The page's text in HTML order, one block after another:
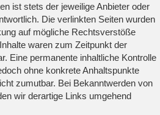
ist stets der jeweilige Anbieter oder
Die verlinkten Seiten wurden
auf mögliche Rechtsverstöße
waren zum Zeitpunkt der
Eine permanente inhaltliche Kontrolle
ohne konkrete Anhaltspunkte
zumutbar. Bei Bekanntwerden von
wir derartige Links umgehend